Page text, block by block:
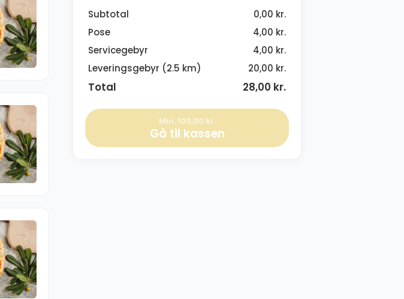
Subtotal
0,00 kr.
Pose
4,00 kr.
Servicegebyr
4,00 kr.
Leveringsgebyr (2.5 km)
20,00 kr.
Total 28,00 kr.
Min. 100,00 kr.
Gå til kassen